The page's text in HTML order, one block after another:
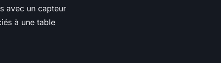
avec un capteur
à une table